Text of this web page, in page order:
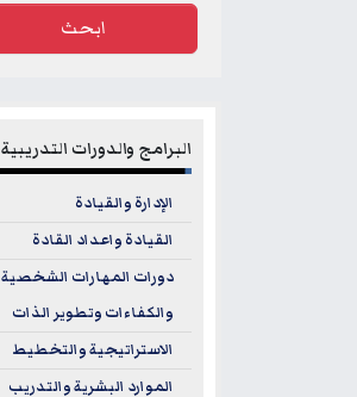
ابحث
البرامج والدورات التدريبية
الإدارة والقيادة
القيادة واعداد القادة
دورات المهارات الشخصية
والكفاءات وتطوير الذات
الاستراتيجية والتخطيط
الموارد البشرية والتدريب